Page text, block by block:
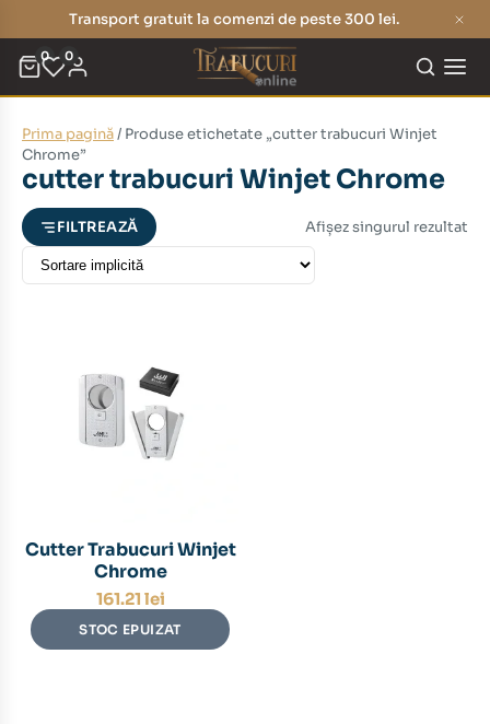
Transport gratuit la comenzi de peste 300 lei.
0 0
Prima pagină/ Produse etichetate „cutter trabucuri Winjet
Chrome”
cutter trabucuri Winjet Chrome
FILTREAZĂ Afișez singurul rezultat
Cutter Trabucuri Winjet
Chrome
161.21 lei
STOC EPUIZAT